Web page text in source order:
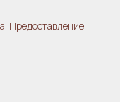
Предоставление